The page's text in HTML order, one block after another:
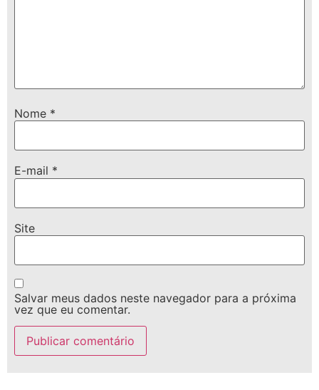
Nome *
E-mail *
Site
Salvar meus dados neste navegador para a próxima
vez que eu comentar.